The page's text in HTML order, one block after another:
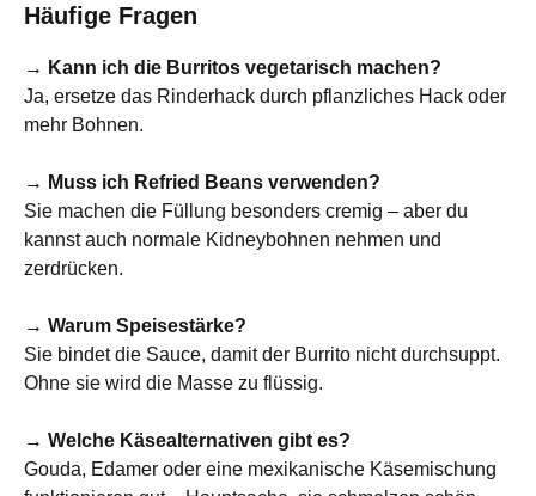
Häufige Fragen
→ Kann ich die Burritos vegetarisch machen?
Ja, ersetze das Rinderhack durch pflanzliches Hack oder
mehr Bohnen.
→ Muss ich Refried Beans verwenden?
Sie machen die Füllung besonders cremig – aber du
kannst auch normale Kidneybohnen nehmen und
zerdrücken.
→ Warum Speisestärke?
Sie bindet die Sauce, damit der Burrito nicht durchsuppt.
Ohne sie wird die Masse zu flüssig.
→ Welche Käsealternativen gibt es?
Gouda, Edamer oder eine mexikanische Käsemischung